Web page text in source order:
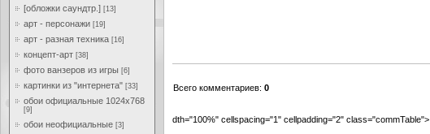
[обложки саундтр.] [13]
арт - персонажи [19]
арт - разная техника [16]
концепт-арт [38]
фото ванзеров из игры [6]
картинки из "интернета" [33]
обои официальные 1024x768
[9]
обои неофициальные [3]
Всего комментариев: 0
dth="100%" cellspacing="1" cellpadding="2" class="commTable">